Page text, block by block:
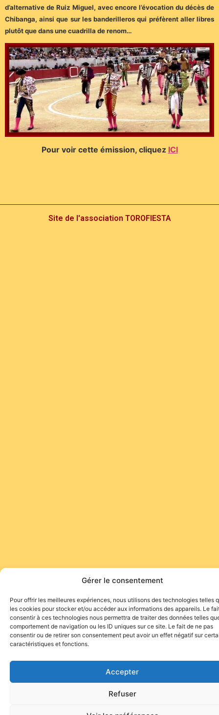
Gérer le consentement
Pour offrir les meilleures expériences, nous utilisons des technologies telles
les cookies pour stocker et/ou accéder aux informations des appareils. Le
consentir à ces technologies nous permettra de traiter des données telles
comportement de navigation ou les ID uniques sur ce site. Le fait de ne pas
consentir ou de retirer son consentement peut avoir un effet négatif sur
caractéristiques et fonctions.
Accepter
Refuser
d’alternative de Ruiz Miguel, avec encore l’évocation du décès de
Chibanga, ainsi que sur les banderilleros qui préfèrent aller libres
plutôt que dans une cuadrilla de renom…
Pour voir cette émission, cliquez ICI
Site de l'association TOROFIESTA